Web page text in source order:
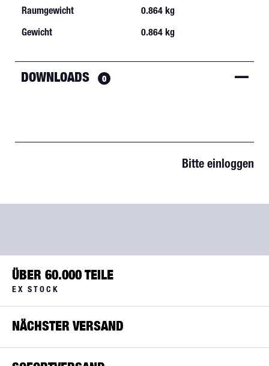
Raumgewicht
0.864 kg
Gewicht
0.864 kg
DOWNLOADS 0
Bitte einloggen
ÜBER 60.000 TEILE
EX STOCK
NÄCHSTER VERSAND